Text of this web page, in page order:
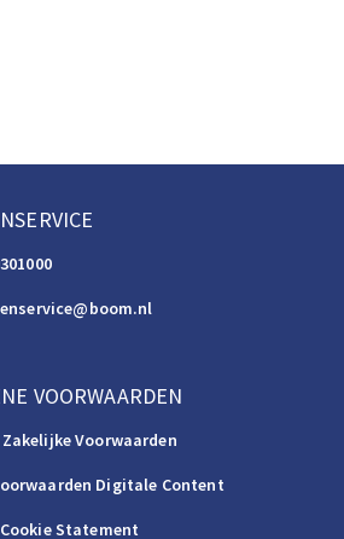
VOORWAARDEN
Voorwaarden
Digitale Content
Statement